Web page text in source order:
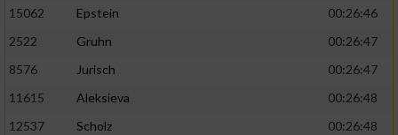
15062
Epstein
00:26:46
2522
Gruhn
00:26:47
8576
Jurisch
00:26:47
11615
Aleksieva
00:26:48
12537
Scholz
00:26:48